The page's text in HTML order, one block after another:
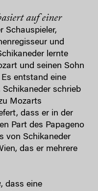
auf einer
Schauspieler,
und
lernte
und seinen Sohn
entstand eine
schrieb
Mozarts
dass er in der
Part des Papageno
von Schikaneder
das er mehrere
, dass eine